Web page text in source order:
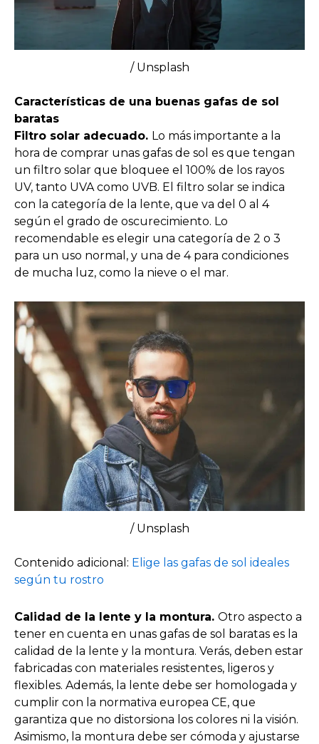
/ Unsplash
Características de una buenas gafas de sol
baratas
Filtro solar adecuado. Lo más importante a la
hora de comprar unas gafas de sol es que tengan
un filtro solar que bloquee el 100% de los rayos
UV, tanto UVA como UVB. El filtro solar se indica
con la categoría de la lente, que va del 0 al 4
según el grado de oscurecimiento. Lo
recomendable es elegir una categoría de 2 o 3
para un uso normal, y una de 4 para condiciones
de mucha luz, como la nieve o el mar.
/ Unsplash
Contenido adicional: Elige las gafas de sol ideales
según tu rostro
Calidad de la lente y la montura. Otro aspecto a
tener en cuenta en unas gafas de sol baratas es la
calidad de la lente y la montura. Verás, deben estar
fabricadas con materiales resistentes, ligeros y
flexibles. Además, la lente debe ser homologada y
cumplir con la normativa europea CE, que
garantiza que no distorsiona los colores ni la visión.
Asimismo, la montura debe ser cómoda y ajustarse